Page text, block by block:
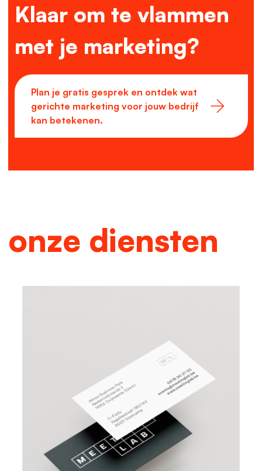
Klaar om te vlammen
met je marketing?
Plan je gratis gesprek en ontdek wat
gerichte marketing voor jouw bedrijf
kan betekenen.
onze diensten